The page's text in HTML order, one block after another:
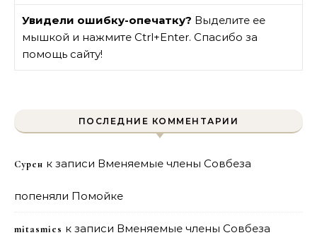
Увидели ошибку-опечатку? Выделите ее
мышкой и нажмите Ctrl+Enter. Спасибо за
помощь сайту!
ПОСЛЕДНИЕ КОММЕНТАРИИ
Сурен к записи Вменяемые члены Совбеза
попеняли Помойке
mitasmies к записи Вменяемые члены Совбеза